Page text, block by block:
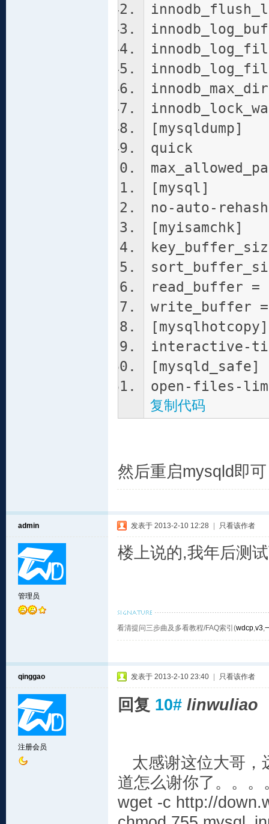
[mysqldump]
quick
[mysql]
no-auto-rehash
[myisamchk]
read_buffer =
write_buffer =
[mysqlhotcopy]
interactive-
[mysqld_safe]
open-files-
复制代码
然后重启mysqld即
admin
管理员
发表于 2013-2-10 12:28 只看该作者
楼上说的,我年后测
看清提问三步曲及多看教程/FAQ索引(wdcp,v3,
qinggao
注册会员
发表于 2013-2-10 23:40 只看该作者
回复 10# linwuliao
太感谢这位大哥，
道怎么谢你了。。
wget -c http://